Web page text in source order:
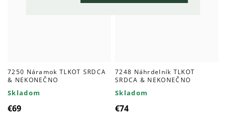
7250 Náramok TLKOT SRDCA
& NEKONEČNO
Skladom
€69
7248 Náhrdelník TLKOT
SRDCA & NEKONEČNO
Skladom
€74